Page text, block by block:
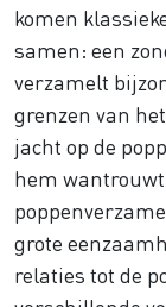
komen
samen: een
verzamelt
grenzen van
jacht op de
hem
grote
relaties tot de